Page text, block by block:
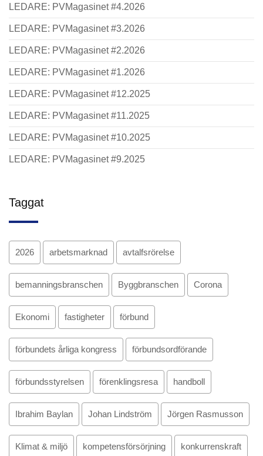
LEDARE: PVMagasinet #4.2026
LEDARE: PVMagasinet #3.2026
LEDARE: PVMagasinet #2.2026
LEDARE: PVMagasinet #1.2026
LEDARE: PVMagasinet #12.2025
LEDARE: PVMagasinet #11.2025
LEDARE: PVMagasinet #10.2025
LEDARE: PVMagasinet #9.2025
Taggat
2026 arbetsmarknad avtalfsrörelse
bemanningsbranschen Byggbranschen Corona
Ekonomi fastigheter förbund
förbundets årliga kongress förbundsordförande
förbundsstyrelsen förenklingsresa handboll
Ibrahim Baylan Johan Lindström Jörgen Rasmusson
Klimat & miljö kompetensförsörjning konkurrenskraft